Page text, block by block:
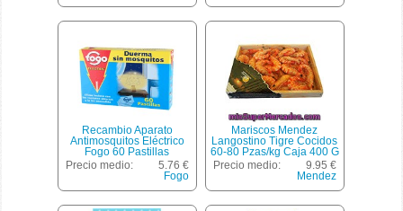
Recambio Aparato
Antimosquitos Eléctrico
Fogo 60 Pastillas
Precio medio:
5.76 €
Fogo
Mariscos Mendez
Langostino Tigre Cocidos
60-80 Pzas/kg Caja 400 G
Precio medio:
9.95 €
Mendez